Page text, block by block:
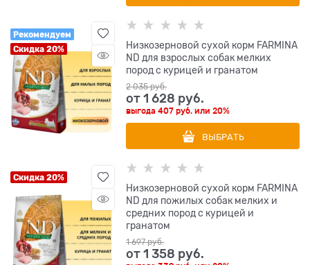
Рекомендуем
Скидка 20%
Низкозерновой cухой корм FARMINA
ND для взрослых собак мелких
пород с курицей и гранатом
2 035 руб.
от1 628 руб.
выгода407 руб. или20%
ВЫБРАТЬ
Скидка 20%
Низкозерновой cухой корм FARMINA
ND для пожилых собак мелких и
средних пород с курицей и
гранатом
1 697 руб.
от1 358 руб.